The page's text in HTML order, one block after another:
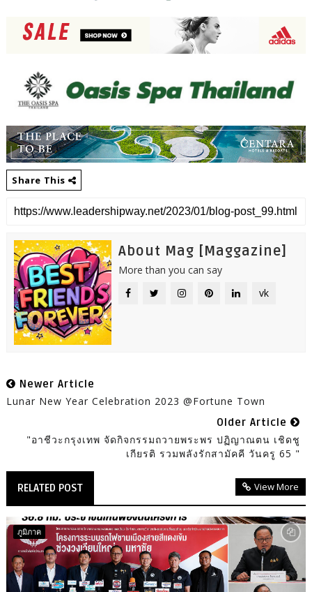
Share This
About Mag [Maggazine]
More than you can say
vk
Newer Article
Lunar New Year Celebration 2023 @Fortune Town
Older Article
"อาชีวะกรุงเทพ จัดกิจกรรมถวายพระพร ปฏิญาณตน เชิดชู
เกียรติ รวมพลังรักสามัคคี วันครู 65 "
RELATED POST View More
ภูมิภาค